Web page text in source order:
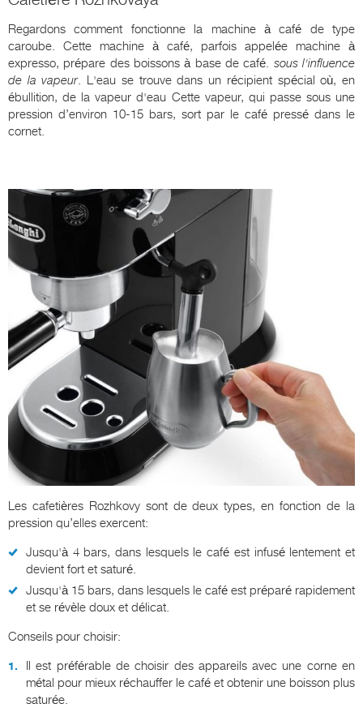
Regardons comment fonctionne la machine à café de type
caroube. Cette machine à café, parfois appelée machine à
expresso, prépare des boissons à base de café. sous l'influence
de la vapeur. L'eau se trouve dans un récipient spécial où, en
ébullition, de la vapeur d'eau Cette vapeur, qui passe sous une
pression d’environ 10-15 bars, sort par le café pressé dans le
cornet.
Les cafetières Rozhkovy sont de deux types, en fonction de la
pression qu’elles exercent:
Jusqu'à 4 bars, dans lesquels le café est infusé lentement et
devient fort et saturé.
Jusqu'à 15 bars, dans lesquels le café est préparé rapidement
et se révèle doux et délicat.
Conseils pour choisir:
Il est préférable de choisir des appareils avec une corne en
métal pour mieux réchauffer le café et obtenir une boisson plus
saturée.